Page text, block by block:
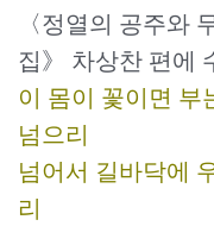
〈정열의 공주와
집》 차상찬 편에
이 몸이 꽃이면 부
넘으리
넘어서 길바닥에
리